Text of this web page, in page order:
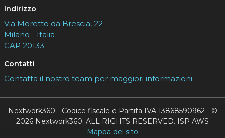
Indirizzo
Via Moretto da Brescia, 22
Milano - Italia
CAP 20133
Contatti
Contatta il nostro team per maggiori informazioni
Nextwork360 - Codice fiscale e Partita IVA 13868590962 - ©
2026 Nextwork360. ALL RIGHTS RESERVED. ISP AWS
Mappa del sito